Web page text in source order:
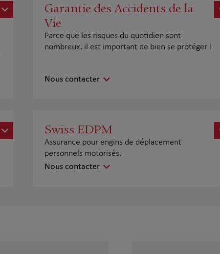
Garantie des Accidents de la
Vie
Parce que les risques du quotidien sont
nombreux, il est important de bien se protéger !
Nous contacter
Swiss EDPM
Assurance pour engins de déplacement
personnels motorisés.
Nous contacter